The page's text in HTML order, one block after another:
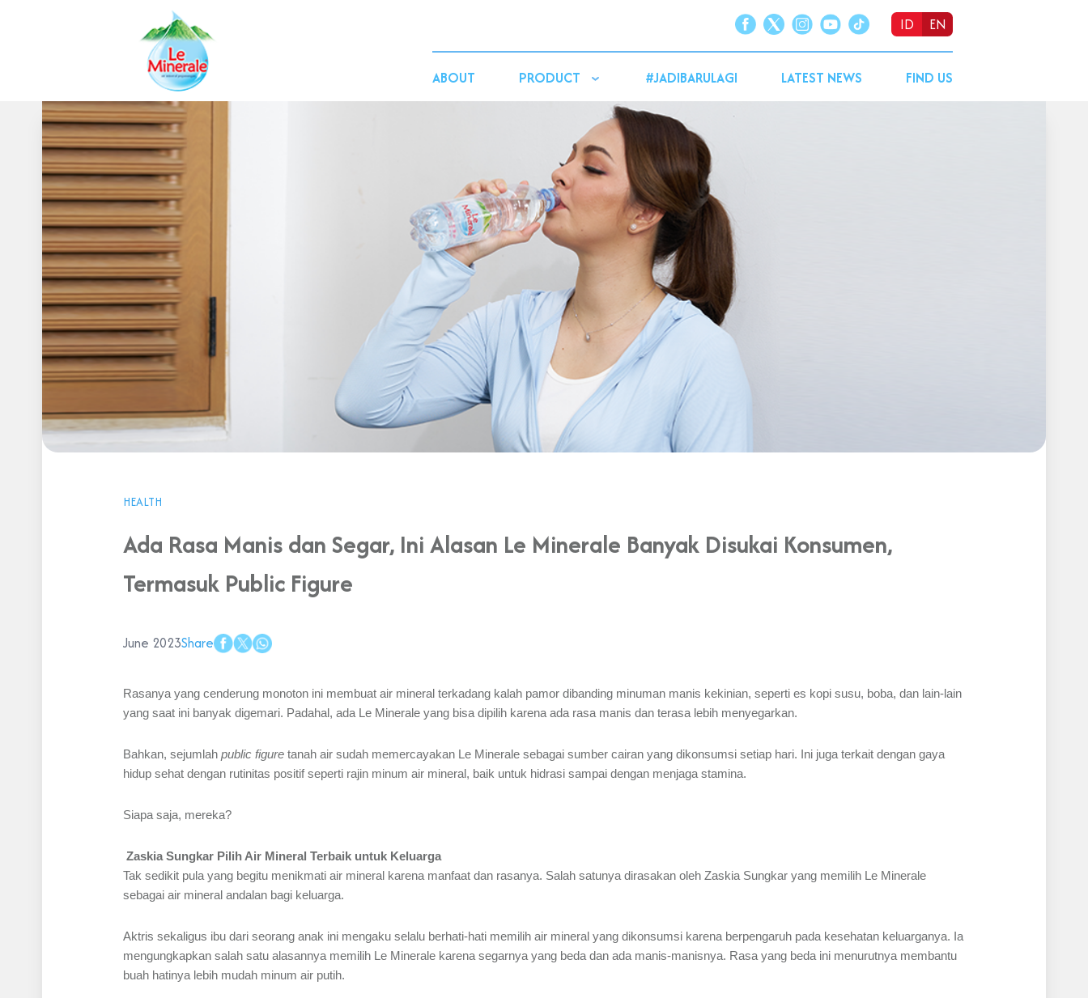
ID EN
ABOUT PRODUCT #JADIBARULAGI LATEST NEWS FIND US
HEALTH
Ada Rasa Manis dan Segar, Ini Alasan Le Minerale Banyak Disukai Konsumen,
Termasuk Public Figure
June 2023Share
Rasanya yang cenderung monoton ini membuat air mineral terkadang kalah pamor dibanding minuman manis kekinian, seperti es kopi susu, boba, dan lain-lain
yang saat ini banyak digemari. Padahal, ada Le Minerale yang bisa dipilih karena ada rasa manis dan terasa lebih menyegarkan.
Bahkan, sejumlah public figure tanah air sudah memercayakan Le Minerale sebagai sumber cairan yang dikonsumsi setiap hari. Ini juga terkait dengan gaya
hidup sehat dengan rutinitas positif seperti rajin minum air mineral, baik untuk hidrasi sampai dengan menjaga stamina.
Siapa saja, mereka?
Zaskia Sungkar Pilih Air Mineral Terbaik untuk Keluarga
Tak sedikit pula yang begitu menikmati air mineral karena manfaat dan rasanya. Salah satunya dirasakan oleh Zaskia Sungkar yang memilih Le Minerale
sebagai air mineral andalan bagi keluarga.
Aktris sekaligus ibu dari seorang anak ini mengaku selalu berhati-hati memilih air mineral yang dikonsumsi karena berpengaruh pada kesehatan keluarganya. Ia
mengungkapkan salah satu alasannya memilih Le Minerale karena segarnya yang beda dan ada manis-manisnya. Rasa yang beda ini menurutnya membantu
buah hatinya lebih mudah minum air putih.